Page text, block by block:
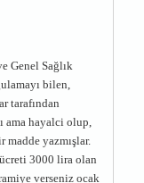
Genel Sağlık
bilen,
tarafından
ama hayalci olup,
yazmışlar.
3000 lira olan
verseniz ocak